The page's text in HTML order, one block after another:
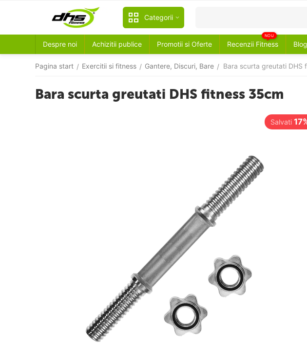
Categorii
Despre noi Achizitii publice Promotii si Oferte Recenzii Fitness
NOU
Blog
Pagina start / Exercitii si fitness / Gantere, Discuri, Bare / Bara scurta greutati DHS
Bara scurta greutati DHS fitness 35cm
17%